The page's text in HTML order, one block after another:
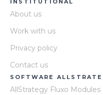
INSTITUTIONAL
About us
Work with us
Privacy policy
Contact us
SOFTWARE
AllStrategy Fluxo Modules